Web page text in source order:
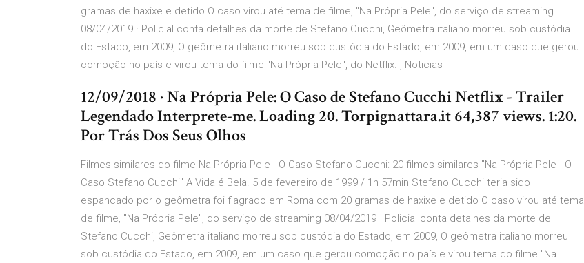
gramas de haxixe e detido O caso virou até tema de filme, "Na Própria Pele", do serviço de streaming
08/04/2019 · Policial conta detalhes da morte de Stefano Cucchi, Geômetra italiano morreu sob custódia
do Estado, em 2009, O geômetra italiano morreu sob custódia do Estado, em 2009, em um caso que gerou
comoção no país e virou tema do filme "Na Própria Pele", do Netflix. , Noticias
12/09/2018 · Na Própria Pele: O Caso de Stefano Cucchi Netflix - Trailer
Legendado Interprete-me. Loading 20. Torpignattara.it 64,387 views. 1:20.
Por Trás Dos Seus Olhos
Filmes similares do filme Na Própria Pele - O Caso Stefano Cucchi: 20 filmes similares "Na Própria Pele - O
Caso Stefano Cucchi" A Vida é Bela. 5 de fevereiro de 1999 / 1h 57min Stefano Cucchi teria sido
espancado por o geômetra foi flagrado em Roma com 20 gramas de haxixe e detido O caso virou até tema
de filme, "Na Própria Pele", do serviço de streaming 08/04/2019 · Policial conta detalhes da morte de
Stefano Cucchi, Geômetra italiano morreu sob custódia do Estado, em 2009, O geômetra italiano morreu
sob custódia do Estado, em 2009, em um caso que gerou comoção no país e virou tema do filme "Na